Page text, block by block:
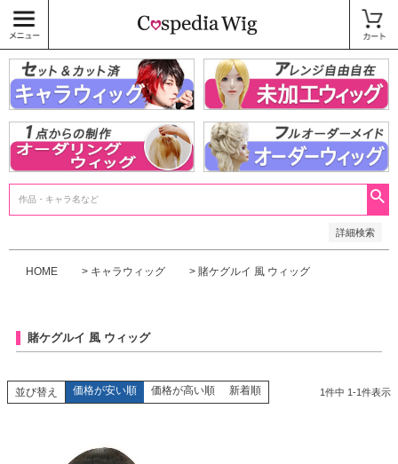
詳細検索
〜
商品タグ
キャラウィッグ
未加工ウィッグ
ベースウィッグ
衣装
SALE中
HOME キャラウィッグ 賭ケグルイ 風 ウィッグ
賭ケグルイ 風 ウィッグ
並び替え 価格が安い順 価格が高い順 新着順 1件中 1-1件表示